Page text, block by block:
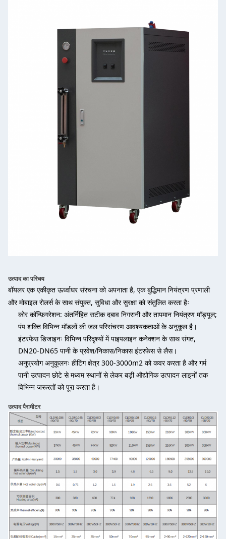
उत्पाद का परिचय
बॉयलर एक एकीकृत ऊर्ध्वाधर संरचना को अपनाता है, एक बुद्धिमान नियंत्रण प्रणाली
और मोबाइल रोलर्स के साथ संयुक्त, सुविधा और सुरक्षा को संतुलित करता हैः
कोर कॉन्फ़िगरेशन: अंतर्निहित सटीक दबाव निगरानी और तापमान नियंत्रण मॉड्यूल;
पंप शक्ति विभिन्न मॉडलों की जल परिसंचरण आवश्यकताओं के अनुकूल है।
इंटरफेस डिजाइनः विभिन्न परिदृश्यों में पाइपलाइन कनेक्शन के साथ संगत,
DN20-DN65 पानी के प्रवेश/निकास/निकास इंटरफेस से लैस।
अनुप्रयोग अनुकूलनः हीटिंग क्षेत्र 300-3000m2 को कवर करता है और गर्म
पानी उत्पादन छोटे से मध्यम स्थानों से लेकर बड़ी औद्योगिक उत्पादन लाइनों तक
विभिन्न जरूरतों को पूरा करता है।
उत्पाद पैरामीटर